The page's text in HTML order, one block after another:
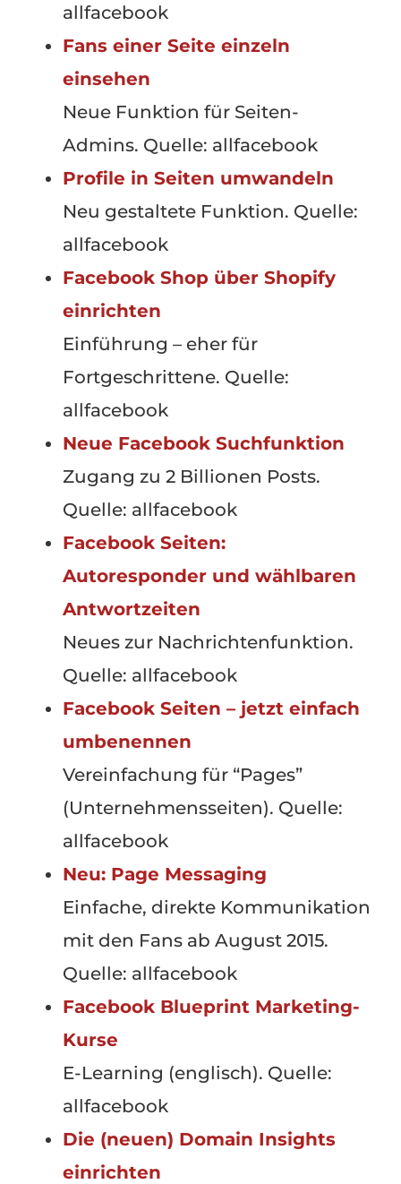
allfacebook
Fans einer Seite einzeln
einsehen
Neue Funktion für Seiten-
Admins. Quelle: allfacebook
Profile in Seiten umwandeln
Neu gestaltete Funktion. Quelle:
allfacebook
Facebook Shop über Shopify
einrichten
Einführung – eher für
Fortgeschrittene. Quelle:
allfacebook
Neue Facebook Suchfunktion
Zugang zu 2 Billionen Posts.
Quelle: allfacebook
Facebook Seiten:
Autoresponder und wählbaren
Antwortzeiten
Neues zur Nachrichtenfunktion.
Quelle: allfacebook
Facebook Seiten – jetzt einfach
umbenennen
Vereinfachung für “Pages”
(Unternehmensseiten). Quelle:
allfacebook
Neu: Page Messaging
Einfache, direkte Kommunikation
mit den Fans ab August 2015.
Quelle: allfacebook
Facebook Blueprint Marketing-
Kurse
E-Learning (englisch). Quelle:
allfacebook
Die (neuen) Domain Insights
einrichten